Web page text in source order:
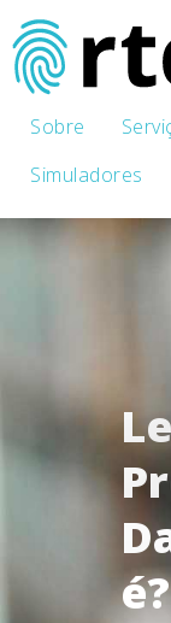
Sobre
Simuladores
é?